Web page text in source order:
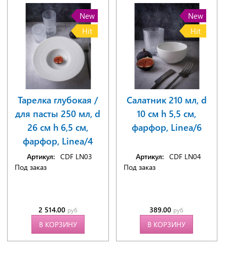
New
Hit
Тарелка глубокая /
для пасты 250 мл, d
26 см h 6,5 см,
фарфор, Linea/4
Артикул: CDF LN03
Под заказ
2 514.00 руб
В КОРЗИНУ
New
Hit
Салатник 210 мл, d
10 см h 5,5 см,
фарфор, Linea/6
Артикул: CDF LN04
Под заказ
389.00 руб
В КОРЗИНУ